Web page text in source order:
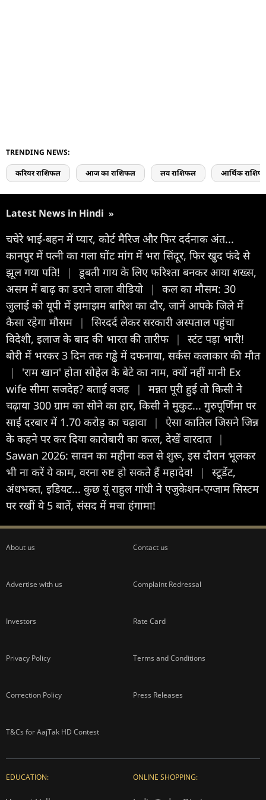
TRENDING NEWS:
करियर राशिफल आज का राशिफल लव राशिफल आर्थिक
Latest News in Hindi »
चचेरे भाई-बहन में प्यार, कोर्ट मैरिज और फिर दर्दनाक अंत...
कानपुर में पत्नी का गला घोंट मांग में भरा सिंदूर, फिर खुद फंदे से
झूल गया पति!
|
डूबती गाय के लिए फरिश्ता बनकर आया शख्स,
असम में बाढ़ का डराने वाला वीडियो
|
कल का मौसम: 30
जुलाई को यूपी में झमाझम बारिश का दौर, जानें आपके जिले में
कैसा रहेगा मौसम
|
सिरदर्द लेकर सरकारी अस्पताल पहुंचा
विदेशी, इलाज के बाद की भारत की तारीफ |
स्टंट पड़ा भारी!
बोरी में भरकर 3 दिन तक गड्ढे में दफनाया, सर्कस कलाकार की मौत
|
'राम खान' होता सोहेल के बेटे का नाम, क्यों नहीं मानी Ex
wife सीमा सजदेह? बताई वजह
|
मन्नत पूरी हुई तो किसी ने
चढ़ाया 300 ग्राम का सोने का हार, किसी ने मुकुट... गुरुपूर्णिमा पर
साईं दरबार में 1.70 करोड़ का चढ़ावा
|
ऐसा काति‍ल ज‍िसने जिन्न
के कहने पर कर द‍ि‍या कारोबारी का कत्ल, देखें वारदात |
Sawan 2026: सावन का महीना कल से शुरू, इस दौरान भूलकर
भी ना करें ये काम, वरना रुष्ट हो सकते हैं महादेव!
|
स्टूडेंट,
अंधभक्त, इड‍ियट... कुछ यूं राहुल गांधी ने एजुकेशन-एग्जाम स‍िस्टम
पर रखीं ये 5 बातें, संसद में मचा हंगामा!
About us Contact us
Advertise with us Complaint Redressal
Investors Rate Card
Privacy Policy Terms and Conditions
Correction Policy Press Releases
T&Cs for AajTak HD Contest
EDUCATION: ONLINE SHOPPING: